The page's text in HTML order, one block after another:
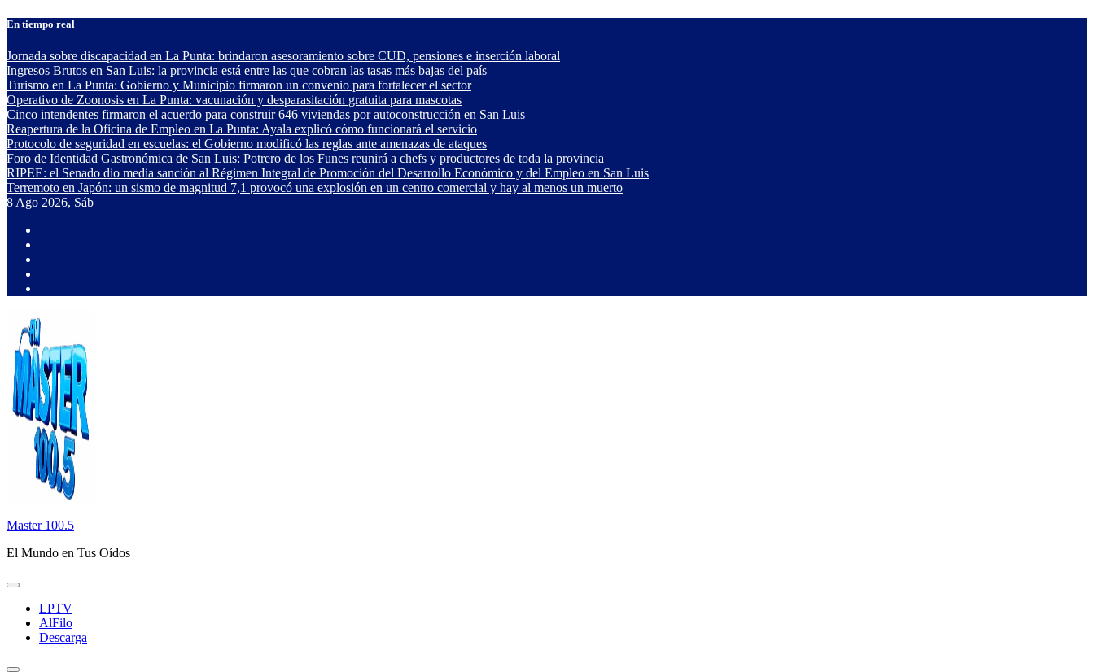
Saltar
contenido
En tiempo real
Jornada sobre discapacidad en La Punta: brindaron asesoramiento sobre CUD, pensiones e inserción laboral
Ingresos Brutos en San Luis: la provincia está entre las que cobran las tasas más bajas del país
Turismo en La Punta: Gobierno y Municipio firmaron un convenio para fortalecer el sector
Operativo de Zoonosis en La Punta: vacunación y desparasitación gratuita para mascotas
Cinco intendentes firmaron el acuerdo para construir 646 viviendas por autoconstrucción en San Luis
Reapertura de la Oficina de Empleo en La Punta: Ayala explicó cómo funcionará el servicio
Protocolo de seguridad en escuelas: el Gobierno modificó las reglas ante amenazas de ataques
Foro de Identidad Gastronómica de San Luis: Potrero de los Funes reunirá a chefs y productores de toda la provincia
RIPEE: el Senado dio media sanción al Régimen Integral de Promoción del Desarrollo Económico y del Empleo en San Luis
Terremoto en Japón: un sismo de magnitud 7,1 provocó una explosión en un centro comercial y hay al menos un muerto
8 Ago 2026, Sáb
Master 100.5
El Mundo en Tus Oídos
LPTV
AlFilo
Descarga